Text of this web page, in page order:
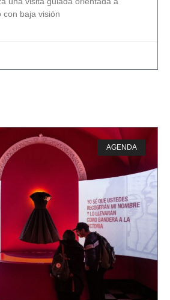
con baja visión
AGENDA